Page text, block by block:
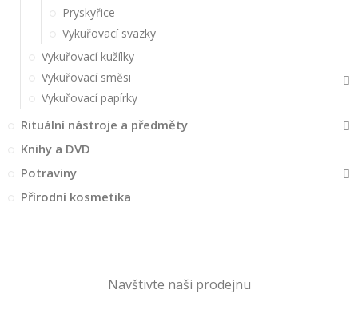
Pryskyřice
Vykuřovací svazky
Vykuřovací kužílky
Vykuřovací směsi
Vykuřovací papírky
Rituální nástroje a předměty
Knihy a DVD
Potraviny
Přírodní kosmetika
Navštivte naši prodejnu